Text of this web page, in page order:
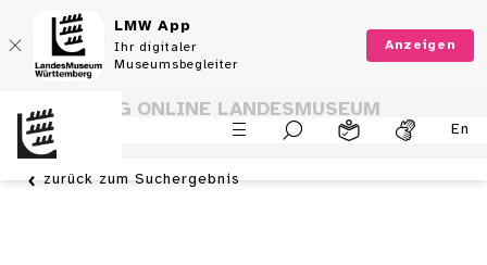
LMW App
Ihr digitaler
Museumsbegleiter
Anzeigen
En
SAMMLUNG ONLINE LANDESMUSEUM
WÜRTTEMBERG
zurück zum Suchergebnis